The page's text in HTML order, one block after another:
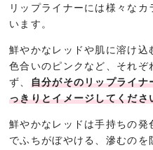
リップライナーには様々な
います。
鮮やかなレッドや肌に溶け
色合いのピンクなど、それぞ
ず、 自分がそのリップライ
っきりとイメージしてくださ
鮮やかなレッドは手持ちの発
でふちがぼやける、滲むの